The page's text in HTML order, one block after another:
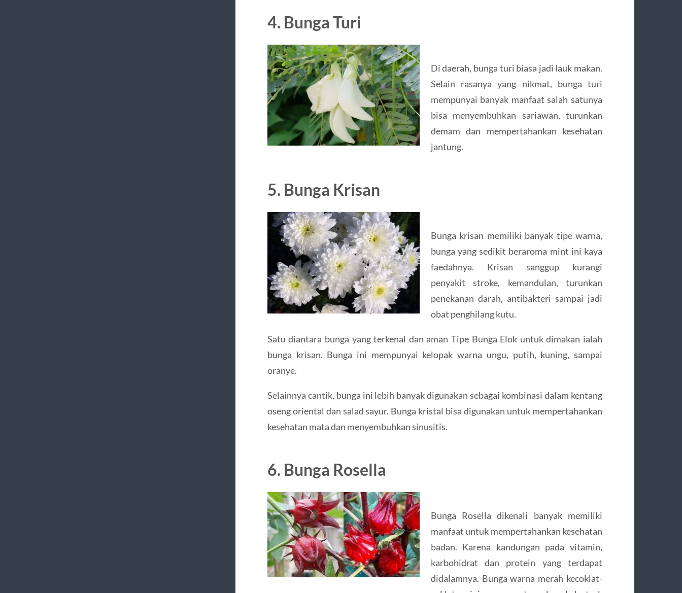
4. Bunga Turi
Di daerah, bunga turi biasa jadi lauk makan.
Selain rasanya yang nikmat, bunga turi
mempunyai banyak manfaat salah satunya
bisa menyembuhkan sariawan, turunkan
demam dan mempertahankan kesehatan
jantung.
5. Bunga Krisan
Bunga krisan memiliki banyak tipe warna,
bunga yang sedikit beraroma mint ini kaya
faedahnya. Krisan sanggup kurangi
penyakit stroke, kemandulan, turunkan
penekanan darah, antibakteri sampai jadi
obat penghilang kutu.
Satu diantara bunga yang terkenal dan aman Tipe Bunga Elok untuk dimakan ialah
bunga krisan. Bunga ini mempunyai kelopak warna ungu, putih, kuning, sampai
oranye.
Selainnya cantik, bunga ini lebih banyak digunakan sebagai kombinasi dalam kentang
oseng oriental dan salad sayur. Bunga kristal bisa digunakan untuk mempertahankan
kesehatan mata dan menyembuhkan sinusitis.
6. Bunga Rosella
Bunga Rosella dikenali banyak memiliki
manfaat untuk mempertahankan kesehatan
badan. Karena kandungan pada vitamin,
karbohidrat dan protein yang terdapat
didalamnya. Bunga warna merah kecoklat-